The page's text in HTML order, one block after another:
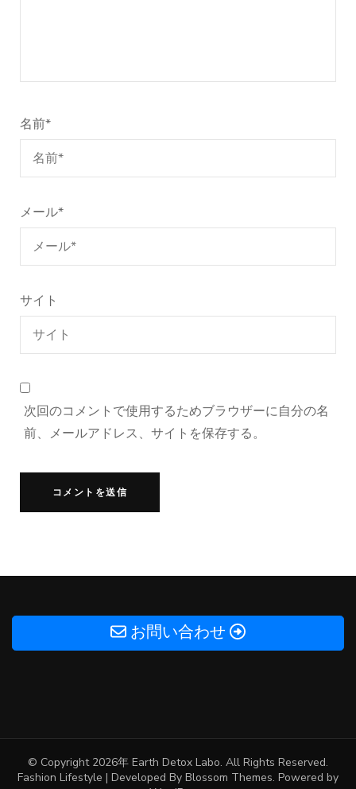
名前*
メール*
サイト
次回のコメントで使用するためブラウザーに自分の名
前、メールアドレス、サイトを保存する。
お問い合わせ
© Copyright 2026年 Earth Detox Labo. All Rights Reserved.
Fashion Lifestyle | Developed By Blossom Themes. Powered by